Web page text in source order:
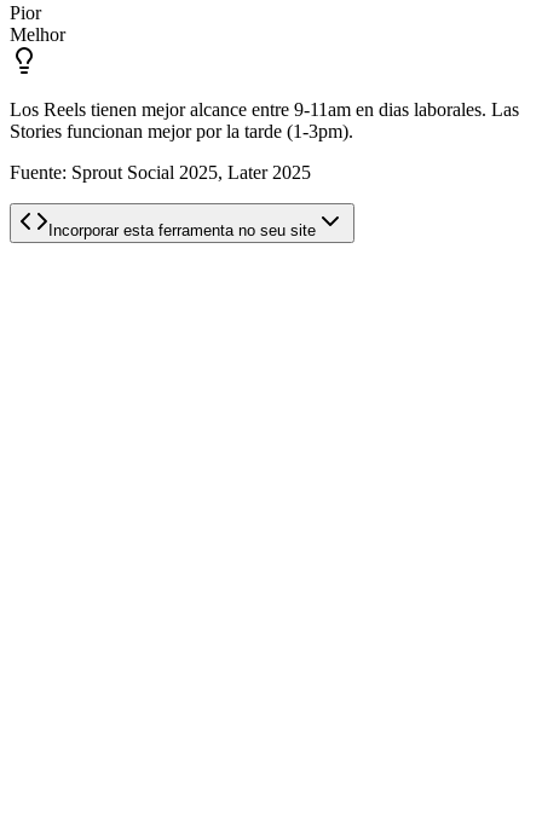
Pior
Melhor
Los Reels tienen mejor alcance entre 9-11am en dias laborales. Las
Stories funcionan mejor por la tarde (1-3pm).
Fuente: Sprout Social 2025, Later 2025
Incorporar esta ferramenta no seu site